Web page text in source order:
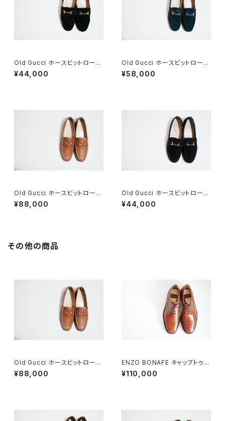
Old Gucci ホースビットローフ
ァー 6.5B スエードBK
¥44,000
Old Gucci ホースビットローフ
ァー 36C Navy Suede
¥58,000
Old Gucci ホースビットローフ
ァー 38.5C tan ほぼDeadsto
ck
¥88,000
Old Gucci ホースビットローフ
ァー 37C BK Suede
¥44,000
その他の商品
Old Gucci ホースビットローフ
ァー 38.5C tan ほぼDeadsto
ck
¥88,000
ENZO BONAFE キャップトゥ 4
4 DEADSTOCK
¥110,000